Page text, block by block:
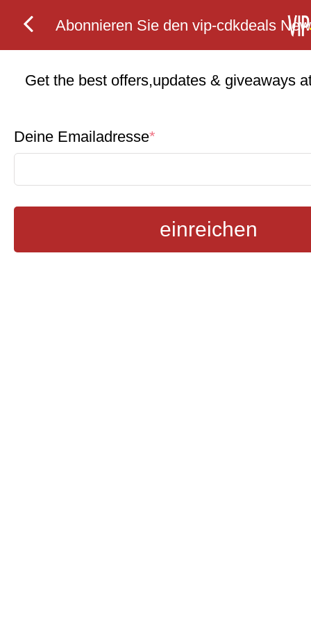
Abonnieren Sie den vip-cdkdeals
Get the best offers,updates & giveaways
Deine Emailadresse*
einreichen